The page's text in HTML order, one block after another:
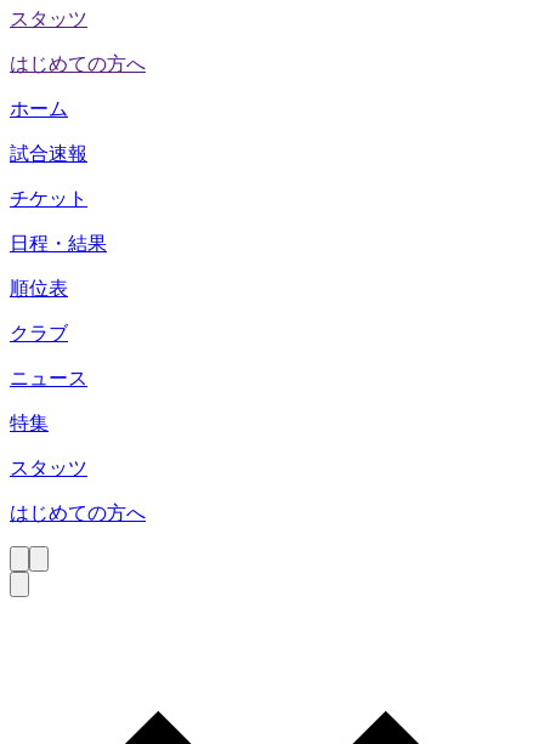
スタッツ
はじめての方へ
ホーム
試合速報
チケット
日程・結果
順位表
クラブ
ニュース
特集
スタッツ
はじめての方へ